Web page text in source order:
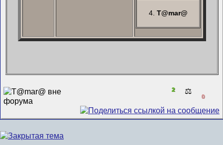
4. T@mar@
2 ⚖️
0